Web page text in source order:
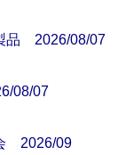
品 2026/08/07
08/07
2026/09